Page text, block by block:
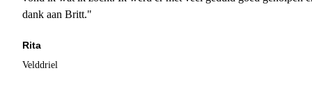
dank aan Britt."
Rita
Velddriel